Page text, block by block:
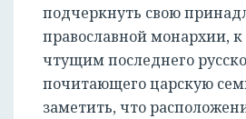
подчеркнуть свою
православной монархии,
чтущим последнего
почитающего царскую
заметить, что